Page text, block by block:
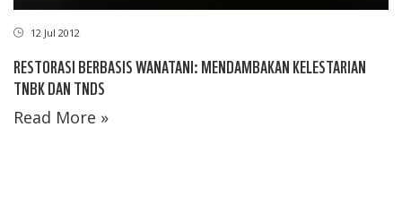
12 Jul 2012
RESTORASI BERBASIS WANATANI: MENDAMBAKAN KELESTARIAN
TNBK DAN TNDS
Read More »